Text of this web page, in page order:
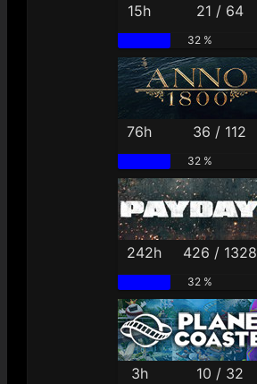
15h 21 / 64
32 %
76h 36 / 112
32 %
242h 426 / 1328
32 %
3h 10 / 32